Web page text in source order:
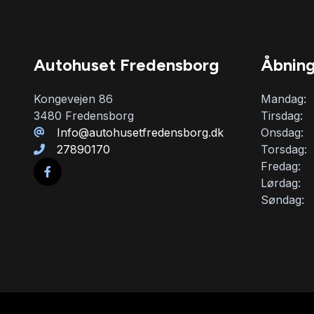
Autohuset Fredensborg
Kongevejen 86
3480 Fredensborg
Info@autohusetfredensborg.dk
27890170
Mandag:
Tirsdag:
Onsdag:
Torsdag:
Fredag:
Lørdag:
Søndag: